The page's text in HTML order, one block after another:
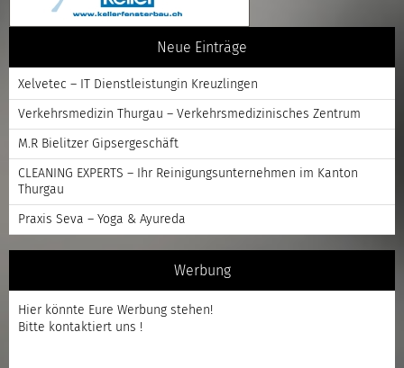
Neue Einträge
Xelvetec – IT Dienstleistungin Kreuzlingen
Verkehrsmedizin Thurgau – Verkehrsmedizinisches Zentrum
M.R Bielitzer Gipsergeschäft
CLEANING EXPERTS – Ihr Reinigungsunternehmen im Kanton
Thurgau
Praxis Seva – Yoga & Ayureda
Werbung
Hier könnte Eure Werbung stehen!
Bitte kontaktiert uns !